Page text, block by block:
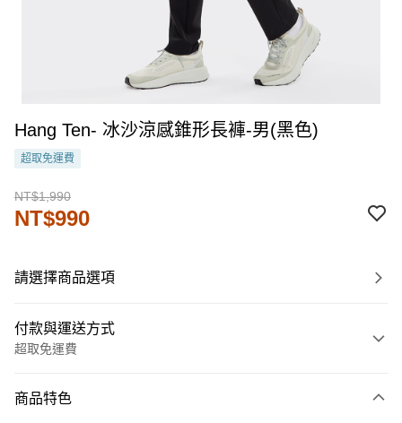
Hang Ten- 冰沙涼感錐形長褲-男(黑色)
超取免運費
NT$1,990
NT$990
請選擇商品選項
付款與運送方式
超取免運費
信用卡一次付款
商品特色